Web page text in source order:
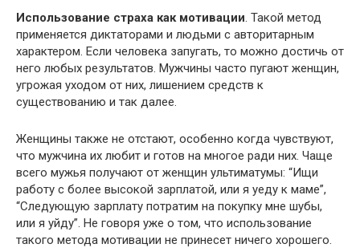
Использование страха как мотивации. Такой метод
применяется диктаторами и людьми с авторитарным
характером. Если человека запугать, то можно достичь от
него любых результатов. Мужчины часто пугают женщин,
угрожая уходом от них, лишением средств к
существованию и так далее.
Женщины также не отстают, особенно когда чувствуют,
что мужчина их любит и готов на многое ради них. Чаще
всего мужья получают от женщин ультиматумы: “Ищи
работу с более высокой зарплатой, или я уеду к маме”,
“Следующую зарплату потратим на покупку мне шубы,
или я уйду”. Не говоря уже о том, что использование
такого метода мотивации не принесет ничего хорошего.